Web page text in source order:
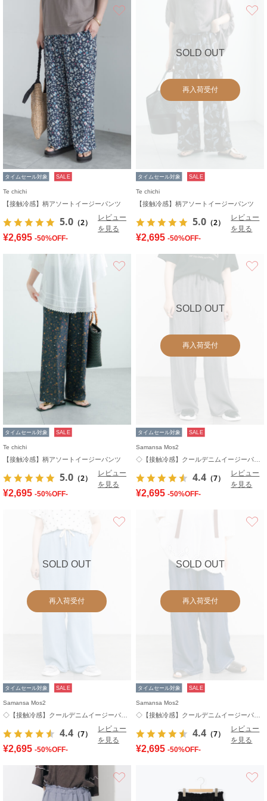
タイムセール対象 SALE
Te chichi
【接触冷感】柄アソートイージーパンツ
5.0 （2）
レビュー
を見る
¥2,695 -50%OFF-
SOLD OUT
再入荷受付
タイムセール対象 SALE
Te chichi
【接触冷感】柄アソートイージーパンツ
5.0 （2）
レビュー
を見る
¥2,695 -50%OFF-
お気に入り
タイムセール対象 SALE
Te chichi
【接触冷感】柄アソートイージーパンツ
5.0 （2）
レビュー
を見る
¥2,695 -50%OFF-
SOLD OUT
再入荷受付
タイムセール対象 SALE
Samansa Mos2
4.4 （7）
レビュー
を見る
¥2,695 -50%OFF-
SOLD OUT
再入荷受付
お気に入り
タイムセール対象 SALE
Samansa Mos2
4.4 （7）
レビュー
を見る
¥2,695 -50%OFF-
SOLD OUT
再入荷受付
タイムセール対象 SALE
Samansa Mos2
4.4 （7）
レビュー
を見る
¥2,695 -50%OFF-